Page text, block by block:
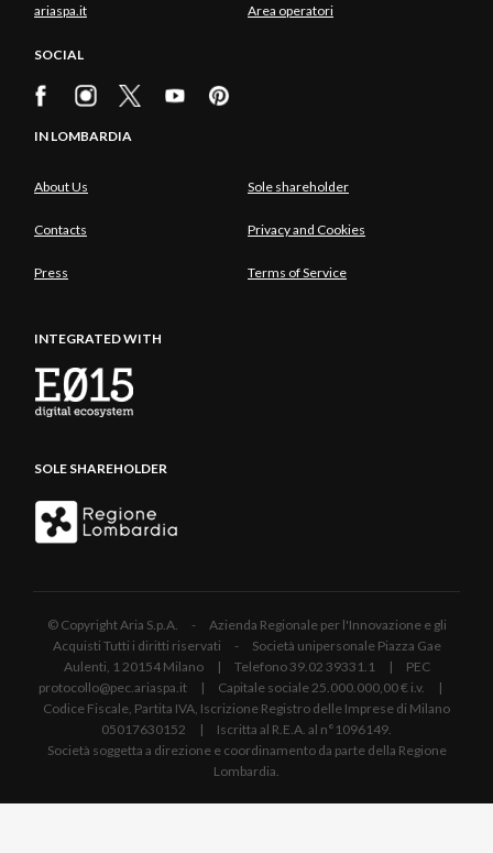
ariaspa.it Area operatori
SOCIAL
IN LOMBARDIA
About Us Sole shareholder
Contacts Privacy and Cookies
Press Terms of Service
INTEGRATED WITH
SOLE SHAREHOLDER
© Copyright Aria S.p.A. - Azienda Regionale per l'Innovazione e gli
Acquisti Tutti i diritti riservati - Società unipersonale Piazza Gae
Aulenti, 1 20154 Milano | Telefono 39.02 39331.1 | PEC
protocollo@pec.ariaspa.it | Capitale sociale 25.000.000,00 € i.v. |
Codice Fiscale, Partita IVA, Iscrizione Registro delle Imprese di Milano
05017630152 | Iscritta al R.E.A. al n°1096149.
Società soggetta a direzione e coordinamento da parte della Regione
Lombardia.